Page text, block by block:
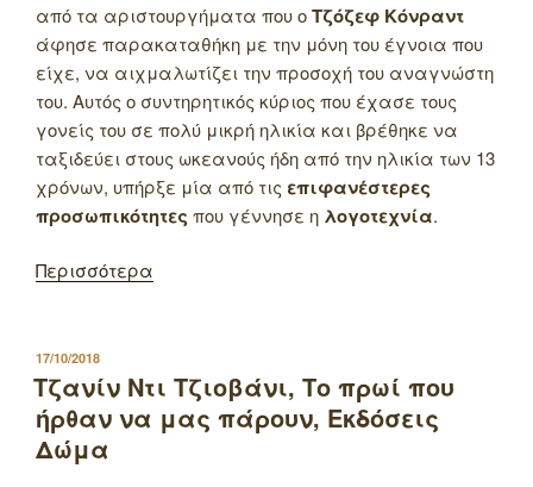
από τα αριστουργήματα που οΤζόζεφ Κόνραντ
άφησε παρακαταθήκη με την μόνη του έγνοια που
είχε, να αιχμαλωτίζει την προσοχή του αναγνώστη
του. Αυτός ο συντηρητικός κύριος που έχασε τους
γονείς του σε πολύ μικρή ηλικία και βρέθηκε να
ταξιδεύει στους ωκεανούς ήδη από την ηλικία των 13
χρόνων, υπήρξε μία από τις επιφανέστερες
προσωπικότητες που γέννησε η λογοτεχνία.
Περισσότερα
ΔΗΜΟΣΙΕΥΤΗΚΕ
ΣΤΙΣ
17/10/2018
Τζανίν Ντι Τζιοβάνι, Το πρωί που
ήρθαν να μας πάρουν, Εκδόσεις
Δώμα